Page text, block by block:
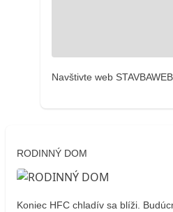
Navštivte web STAVBAWEB
RODINNÝ DOM
Koniec HFC chladív sa blíži.